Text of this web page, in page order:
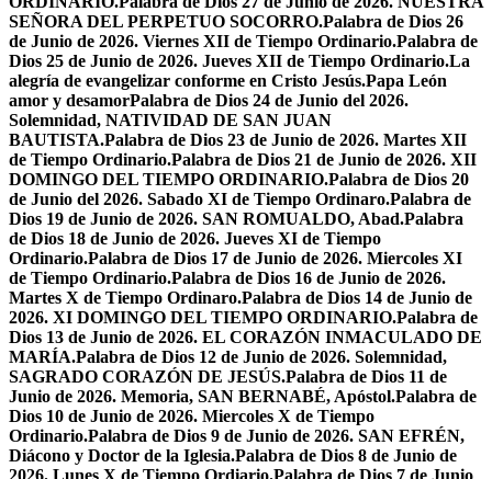
SEÑORA DEL PERPETUO SOCORRO.Palabra de Dios 26
de Junio de 2026. Viernes XII de Tiempo Ordinario.Palabra de
Dios 25 de Junio de 2026. Jueves XII de Tiempo Ordinario.La
alegría de evangelizar conforme en Cristo Jesús.Papa León
amor y desamorPalabra de Dios 24 de Junio del 2026.
Solemnidad, NATIVIDAD DE SAN JUAN
BAUTISTA.Palabra de Dios 23 de Junio de 2026. Martes XII
de Tiempo Ordinario.Palabra de Dios 21 de Junio de 2026. XII
DOMINGO DEL TIEMPO ORDINARIO.Palabra de Dios 20
de Junio del 2026. Sabado XI de Tiempo Ordinaro.Palabra de
Dios 19 de Junio de 2026. SAN ROMUALDO, Abad.Palabra
de Dios 18 de Junio de 2026. Jueves XI de Tiempo
Ordinario.Palabra de Dios 17 de Junio de 2026. Miercoles XI
de Tiempo Ordinario.Palabra de Dios 16 de Junio de 2026.
Martes X de Tiempo Ordinaro.Palabra de Dios 14 de Junio de
2026. XI DOMINGO DEL TIEMPO ORDINARIO.Palabra de
Dios 13 de Junio de 2026. EL CORAZÓN INMACULADO DE
MARÍA.Palabra de Dios 12 de Junio de 2026. Solemnidad,
SAGRADO CORAZÓN DE JESÚS.Palabra de Dios 11 de
Junio de 2026. Memoria, SAN BERNABÉ, Apóstol.Palabra de
Dios 10 de Junio de 2026. Miercoles X de Tiempo
Ordinario.Palabra de Dios 9 de Junio de 2026. SAN EFRÉN,
Diácono y Doctor de la Iglesia.Palabra de Dios 8 de Junio de